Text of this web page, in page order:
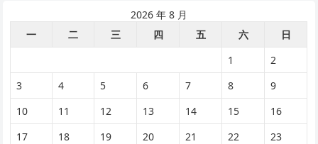
2026 年 8 月
一
二 三 四 五 六
日
1
2
3
4 5 6 7 8
9
10
11 12 13 14 15
16
17
18 19 20 21 22
23